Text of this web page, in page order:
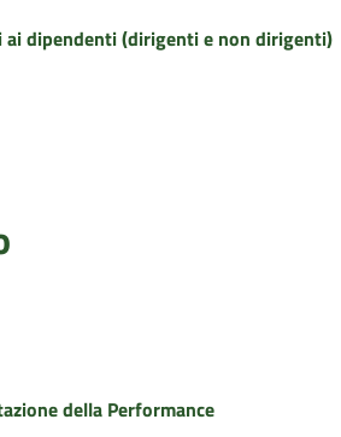
dipendenti (dirigenti e non dirigenti)
della Performance